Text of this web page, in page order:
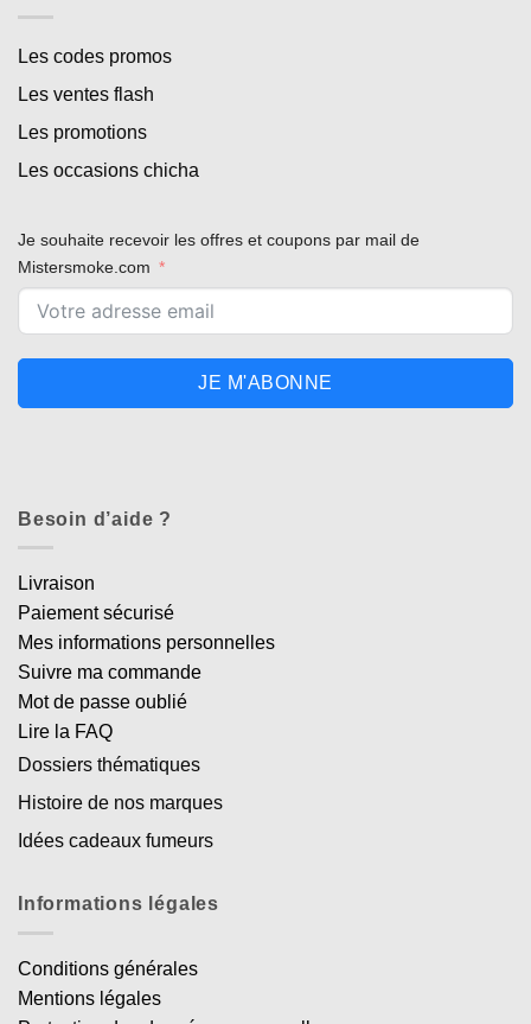
Les codes promos
Les ventes flash
Les promotions
Les occasions chicha
Je souhaite recevoir les offres et coupons par mail de
Mistersmoke.com
JE M'ABONNE
Besoin d’aide ?
Livraison
Paiement sécurisé
Mes informations personnelles
Suivre ma commande
Mot de passe oublié
Lire la FAQ
Dossiers thématiques
Histoire de nos marques
Idées cadeaux fumeurs
Informations légales
Conditions générales
Mentions légales